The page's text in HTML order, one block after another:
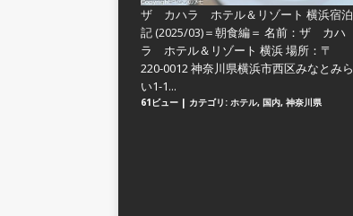
ザ カハラ ホテル＆リゾート 横浜宿泊
記 (2025/03)＝朝食編＝ 名前：ザ カハ
ラ ホテル＆リゾート 横浜 場所：〒
220-0012 神奈川県横浜市西区みなとみら
い1-1...
61ビュー | カテゴリ: ホテル, 国内, 神奈川県